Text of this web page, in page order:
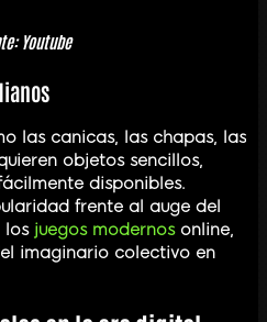
Youtube
las canicas, las chapas, las
objetos sencillos,
disponibles.
frente al auge del
los juegos modernosonline,
imaginario colectivo en